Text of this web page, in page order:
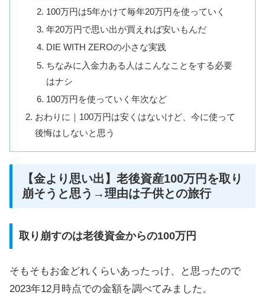
100万円は5年かけて毎年20万円を使っていく
年20万円で思い出が買えれば安いもんだ
DIE WITH ZEROの小さな実践
ちなみに入金力ある人はこんなことをする必要
はナシ
100万円を使っていく年次など
おわりに｜100万円は安くはないけど、今に使って
後悔はしないと思う
【金より思い出】老後資産100万円を取り
崩そうと思う→理由は子供との旅行
取り崩すのは老後資金からの100万円
そもそもお金どれくらいあったっけ、と思ったので
2023年12月時点での金額を調べてみました。